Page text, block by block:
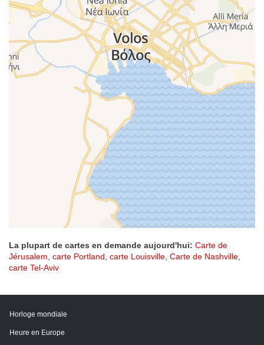
La plupart de cartes en demande aujourd'hui: Carte de
Jérusalem, carte Portland, carte Louisville, Carte de Nashville,
carte Tel-Aviv
Horloge mondiale
Heure en Europe